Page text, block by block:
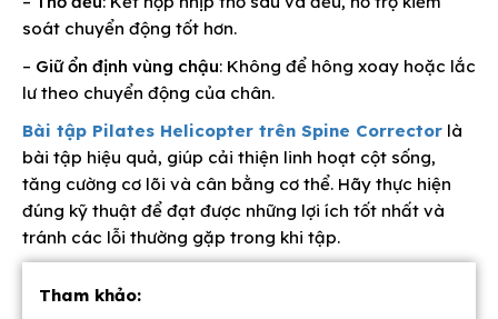
soát chuyển động tốt hơn.
– Giữ ổn định vùng chậu: Không để hông xoay hoặc lắc
lư theo chuyển động của chân.
Bài tập Pilates Helicopter trên Spine Corrector là
bài tập hiệu quả, giúp cải thiện linh hoạt cột sống,
tăng cường cơ lõi và cân bằng cơ thể. Hãy thực hiện
đúng kỹ thuật để đạt được những lợi ích tốt nhất và
tránh các lỗi thường gặp trong khi tập.
Tham khảo: